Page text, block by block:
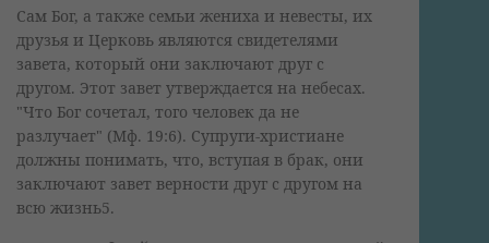
Сам Бог, а также семьи жениха и невесты, их
друзья и Церковь являются свидетелями
завета, который они заключают друг с
другом. Этот завет утверждается на небесах.
"Что Бог сочетал, того человек да не
разлучает" (Мф. 19:6). Супруги-христиане
должны понимать, что, вступая в брак, они
заключают завет верности друг с другом на
всю жизнь5.